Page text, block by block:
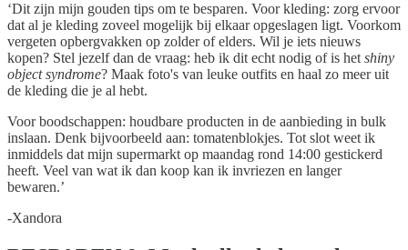
‘Dit zijn mijn gouden tips om te besparen. Voor kleding: zorg ervoor
dat al je kleding zoveel mogelijk bij elkaar opgeslagen ligt. Voorkom
vergeten opbergvakken op zolder of elders. Wil je iets nieuws
kopen? Stel jezelf dan de vraag: heb ik dit echt nodig of is hetshiny
object syndrome? Maak foto's van leuke outfits en haal zo meer uit
de kleding die je al hebt.
Voor boodschappen: houdbare producten in de aanbieding in bulk
inslaan. Denk bijvoorbeeld aan: tomatenblokjes. Tot slot weet ik
inmiddels dat mijn supermarkt op maandag rond 14:00 gestickerd
heeft. Veel van wat ik dan koop kan ik invriezen en langer
bewaren.’
-Xandora